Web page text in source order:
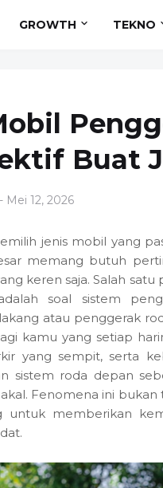
GROWTH TEKNO
Buat
- Mei 12, 2026
jenis mobil yang
memang butuh
keren saja. Salah
soal sistem
atau penggerak
kamu yang setiap
yang sempit, serta
sistem roda depan
Fenomena ini bukan
untuk memberikan